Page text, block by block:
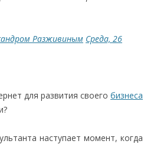
Разживиным Среда, 26
для развития своего бизнеса
наступает момент, когда